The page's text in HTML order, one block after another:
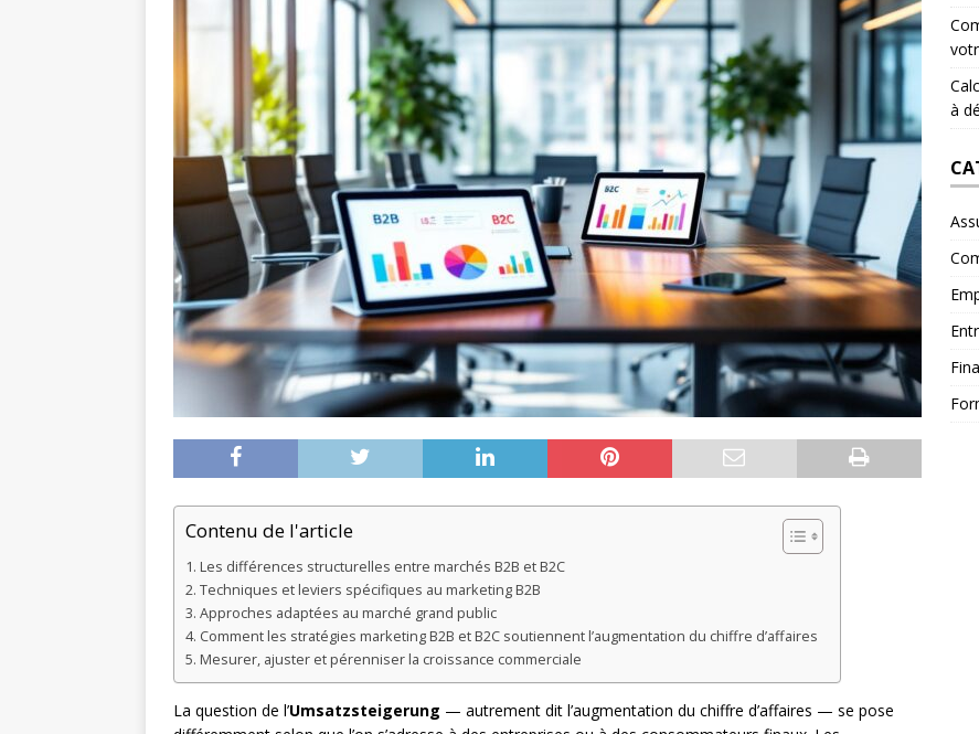
Contenu de l'article
Les différences structurelles entre marchés B2B et B2C
Techniques et leviers spécifiques au marketing B2B
Approches adaptées au marché grand public
Comment les stratégies marketing B2B et B2C soutiennent l’augmentation du chiffre d’affaires
Mesurer, ajuster et pérenniser la croissance commerciale
La question de l’Umsatzsteigerung — autrement dit l’augmentation du chiffre d’affaires — se pose
à